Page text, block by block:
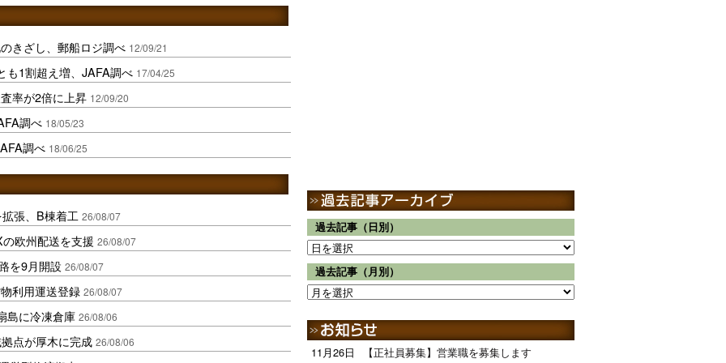
きざし、郵船ロジ調べ 12/09/21
も1割超え増、JAFA調べ 17/04/25
率が2倍に上昇 12/09/20
調べ 18/05/23
調べ 18/06/25
張、B棟着工 26/08/07
欧州配送を支援 26/08/07
を9月開設 26/08/07
利用運送登録 26/08/07
島に冷凍倉庫 26/08/06
点が厚木に完成 26/08/06
過去記事（日別）
過去記事（月別）
11月26日 【正社員募集】営業職を募集します